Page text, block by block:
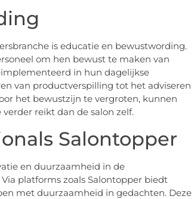
is educatie en bewustwording.
om hen bewust te maken van
in hun dagelijkse
van productverspilling tot het adviseren
het bewustzijn te vergroten, kunnen
reikt dan de salon zelf.
Salontopper
en duurzaamheid in de
Via platforms zoals Salontopper biedt
met duurzaamheid in gedachten. Deze